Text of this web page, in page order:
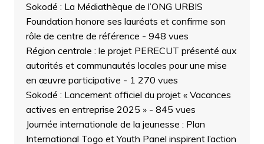
Sokodé : La Médiathèque de l’ONG URBIS
Foundation honore ses lauréats et confirme son
rôle de centre de référence - 948 vues
Région centrale : le projet PERECUT présenté aux
autorités et communautés locales pour une mise
en œuvre participative - 1 270 vues
Sokodé : Lancement officiel du projet « Vacances
actives en entreprise 2025 »- 845 vues
Journée internationale de la jeunesse : Plan
International Togo et Youth Panel inspirent l’action